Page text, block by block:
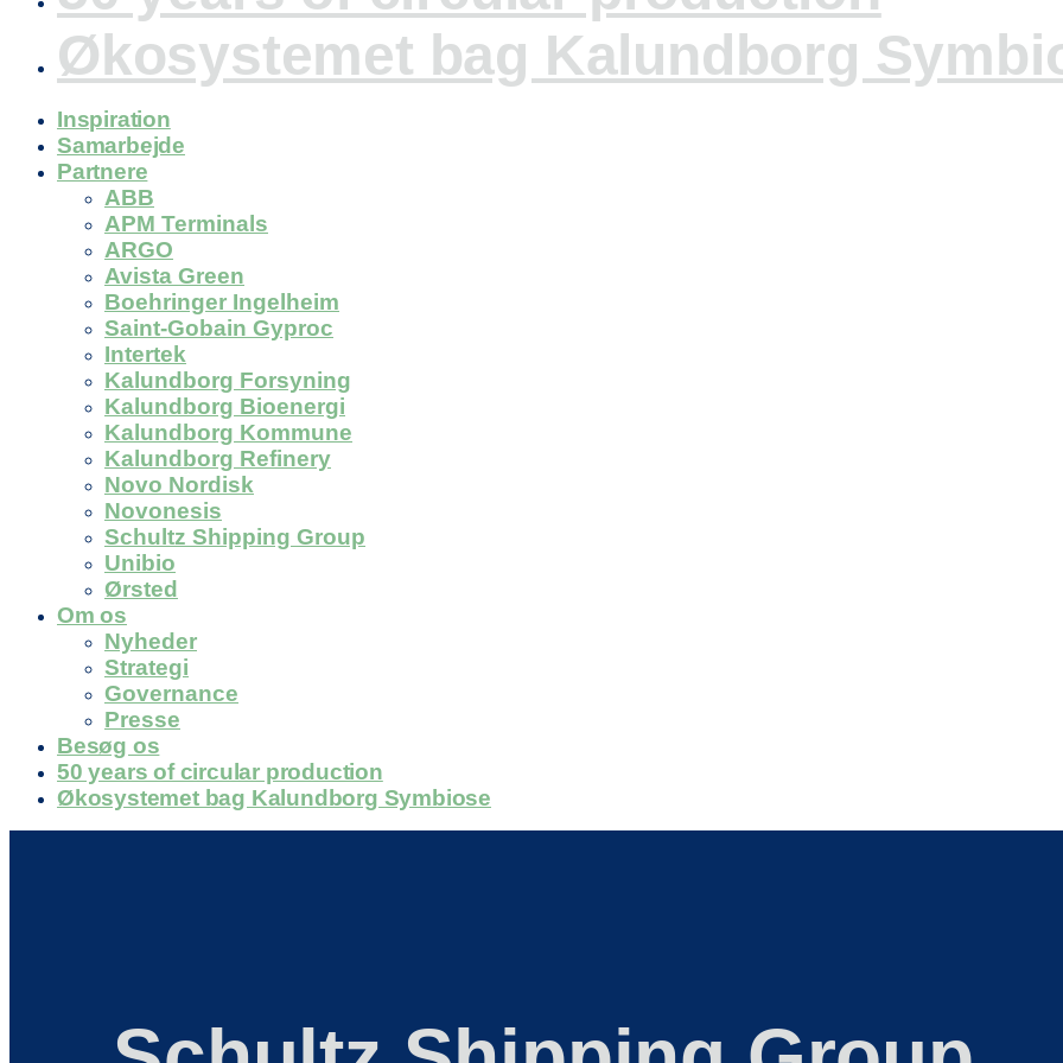
Økosystemet bag Kalundborg
Inspiration
Samarbejde
Partnere
ABB
APM Terminals
ARGO
Avista Green
Boehringer Ingelheim
Saint-Gobain Gyproc
Intertek
Kalundborg Forsyning
Kalundborg Bioenergi
Kalundborg Kommune
Kalundborg Refinery
Novo Nordisk
Novonesis
Schultz Shipping Group
Unibio
Ørsted
Om os
Nyheder
Strategi
Governance
Presse
Besøg os
50 years of circular production
Økosystemet bag Kalundborg Symbiose